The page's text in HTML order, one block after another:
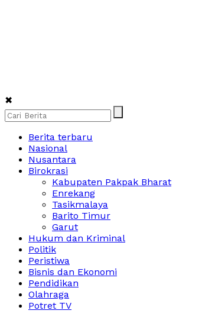
✖
Berita terbaru
Nasional
Nusantara
Birokrasi
Kabupaten Pakpak Bharat
Enrekang
Tasikmalaya
Barito Timur
Garut
Hukum dan Kriminal
Politik
Peristiwa
Bisnis dan Ekonomi
Pendidikan
Olahraga
Potret TV